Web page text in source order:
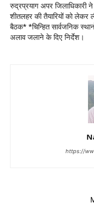
रुद्रप्रयाग अपर जिलाधिकारी ने
शीतलहर की तैयारियों को लेकर
बैठक* *चिन्हित सार्वजनिक
अलाव जलाने के दिए निर्देश।
https://